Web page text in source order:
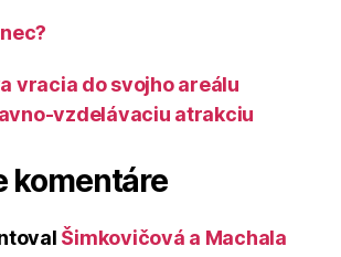
vracia do svojho areálu
vzdelávaciu atrakciu
komentáre
Šimkovičová a Machala